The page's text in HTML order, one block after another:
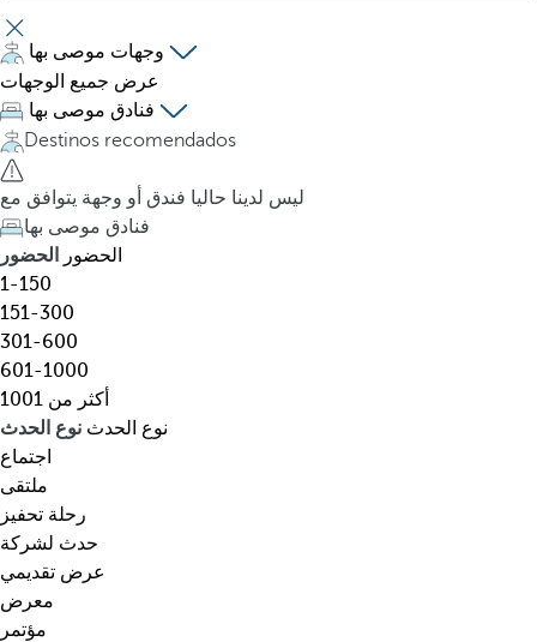
ث
ع
ن
ف
ن
د
ق
،
و
ج
ه
ة
،
ن
و
ع
م
ع
ي
ن
…
s
s
i
n
g
t
h
e
d
o
w
n
a
r
r
o
w
k
e
y
o
p
وجهات موصى بها
عرض جميع الوجهات
فنادق موصى بها
Destinos recomendados
ليس لدينا حاليا فندق أو وجهة يتوافق مع
فنادق موصى بها
الحضور
الحضور
1-150
151-300
301-600
601-1000
أكثر من 1001
نوع الحدث نوع الحدث
اجتماع
ملتقى
رحلة تحفيز
حدث لشركة
عرض تقديمي
معرض
مؤتمر